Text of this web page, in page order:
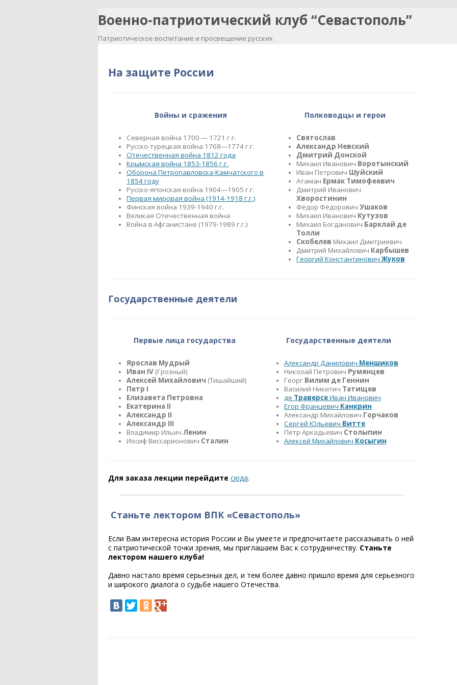
Военно-патриотический клуб “Севастополь”
Патриотическое воспитание и просвещение русских
На защите России
Войны и сражения
Северная война 1700 — 1721 г.г.
Русско-турецкая война 1768—1774 г.г.
Отечественная война 1812 года
Крымская война 1853-1856 г.г.
Оборона Петропавловска-Камчатского в
1854 году
Русско-японская война 1904—1905 г.г.
Первая мировая война (1914-1918 г.г.)
Финская война 1939-1940 г.г.
Великая Отечественная война
Война в Афганистане (1979-1989 г.г.)
Полководцы и герои
Святослав
Александр Невский
Дмитрий Донской
Михаил Иванович Воротынский
Иван Петрович Шуйский
Атаман Ермак Тимофеевич
Дмитрий Иванович
Хворостинин
Фёдор Фёдорович Ушаков
Михаил Иванович Кутузов
Михаил Богданович Барклай де
Толли
Скобелев Михаил Дмитриевич
Дмитрий Михайлович Карбышев
Георгий Константинович Жуков
Государственные деятели
Первые лица государства
Ярослав Мудрый
Иван IV (Грозный)
Алексей Михайлович (Тишайший)
Петр I
Елизавета Петровна
Екатерина II
Александр II
Александр III
Владимир Ильич Ленин
Иосиф Виссарионович Сталин
Государственные деятели
Александр Данилович Меншиков
Николай Петрович Румянцев
Георг Вилим де Геннин
Василий Никитич Татищев
де ТраверсеИван Иванович
Егор Францевич Канкрин
Александр Михайлович Горчаков
Сергей Юльевич Витте
Петр Аркадьевич Столыпин
Алексей Михайлович Косыгин
Для заказа лекции перейдите сюда.
Станьте лектором ВПК «Севастополь»
Если Вам интересна история России и Вы умеете и предпочитаете рассказывать о ней
с патриотической точки зрения, мы приглашаем Вас к сотрудничеству. Станьте
лектором нашего клуба!
Давно настало время серьезных дел, и тем более давно пришло время для серьезного
и широкого диалога о судьбе нашего Отечества.